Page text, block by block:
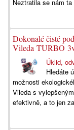
Neztratila se nám
Dokonalé čisté
Vileda TURBO
Úklid,
Hledáte
možnosti
Vileda s
efektivně, a to jen